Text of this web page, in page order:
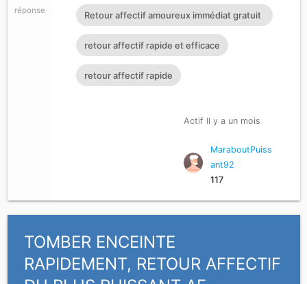
réponse
Retour affectif amoureux immédiat gratuit
Rituel retour affectif
retour affectif rapide et efficace
retour affectif rapide
Actif Il y a un mois
MaraboutPuiss
ant92
117
TOMBER ENCEINTE
RAPIDEMENT, RETOUR AFFECTIF